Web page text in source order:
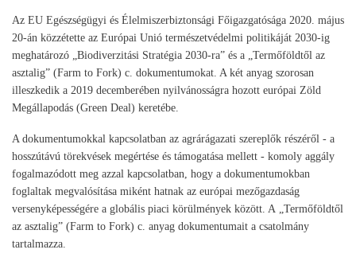
Az EU Egészségügyi és Élelmiszerbiztonsági Főigazgatósága 2020. május
20-án közzétette az Európai Unió természetvédelmi politikáját 2030-ig
meghatározó „Biodiverzitási Stratégia 2030-ra” és a „Termőföldtől az
asztalig” (Farm to Fork) c. dokumentumokat. A két anyag szorosan
illeszkedik a 2019 decemberében nyilvánosságra hozott európai Zöld
Megállapodás (Green Deal) keretébe.
A dokumentumokkal kapcsolatban az agrárágazati szereplők részéről - a
hosszútávú törekvések megértése és támogatása mellett - komoly aggály
fogalmazódott meg azzal kapcsolatban, hogy a dokumentumokban
foglaltak megvalósítása miként hatnak az európai mezőgazdaság
versenyképességére a globális piaci körülmények között. A „Termőföldtől
az asztalig” (Farm to Fork) c. anyag dokumentumait a csatolmány
tartalmazza.